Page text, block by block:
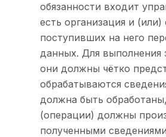
обязанности входит
есть организация и (или)
поступивших на него
данных. Для выполнения
они должны чётко
обрабатываются
должна быть
(операции) должны
полученными